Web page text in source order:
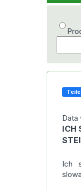
Data
ICH
Ich